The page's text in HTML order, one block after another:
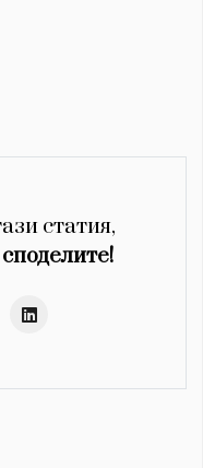
статия,
споделите!